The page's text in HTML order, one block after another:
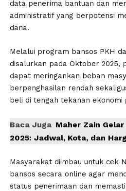
data penerima bantuan dan
administratif yang berpotensi
dana.
Melalui program bansos PKH
disalurkan pada Oktober 2025,
dapat meringankan beban
berpenghasilan rendah
beli di tengah tekanan ekonomi
Baca Juga Maher Zain
2025: Jadwal, Kota, dan
Masyarakat diimbau untuk cek
bansos secara online agar
status penerimaan dan